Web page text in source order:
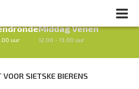
uur
Middag Venen
12.00 - 13.00 uur
SIETSKE BIERENS